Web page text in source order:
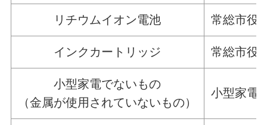
リチウムイオン電池 常総市役
インクカートリッジ 常総市役
小型家電でないもの
（金属が使用されていないもの）
小型家電